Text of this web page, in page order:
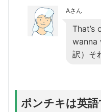
Aさん
That’s
wanna
訳）そ
ポンチキは英